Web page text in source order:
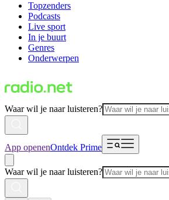
Topzenders
Podcasts
Live sport
In je buurt
Genres
Onderwerpen
Waar wil je naar luisteren?
App openenOntdek Prime
Waar wil je naar luisteren?